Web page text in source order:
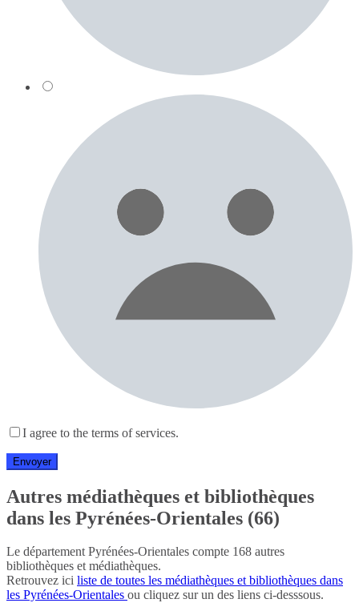
I agree to the terms of services.
Autres médiathèques et bibliothèques
dans les Pyrénées-Orientales (66)
Le département Pyrénées-Orientales compte 168 autres
bibliothèques et médiathèques.
Retrouvez ici liste de toutes les médiathèques et bibliothèques dans
les Pyrénées-Orientales ou cliquez sur un des liens ci-desssous.